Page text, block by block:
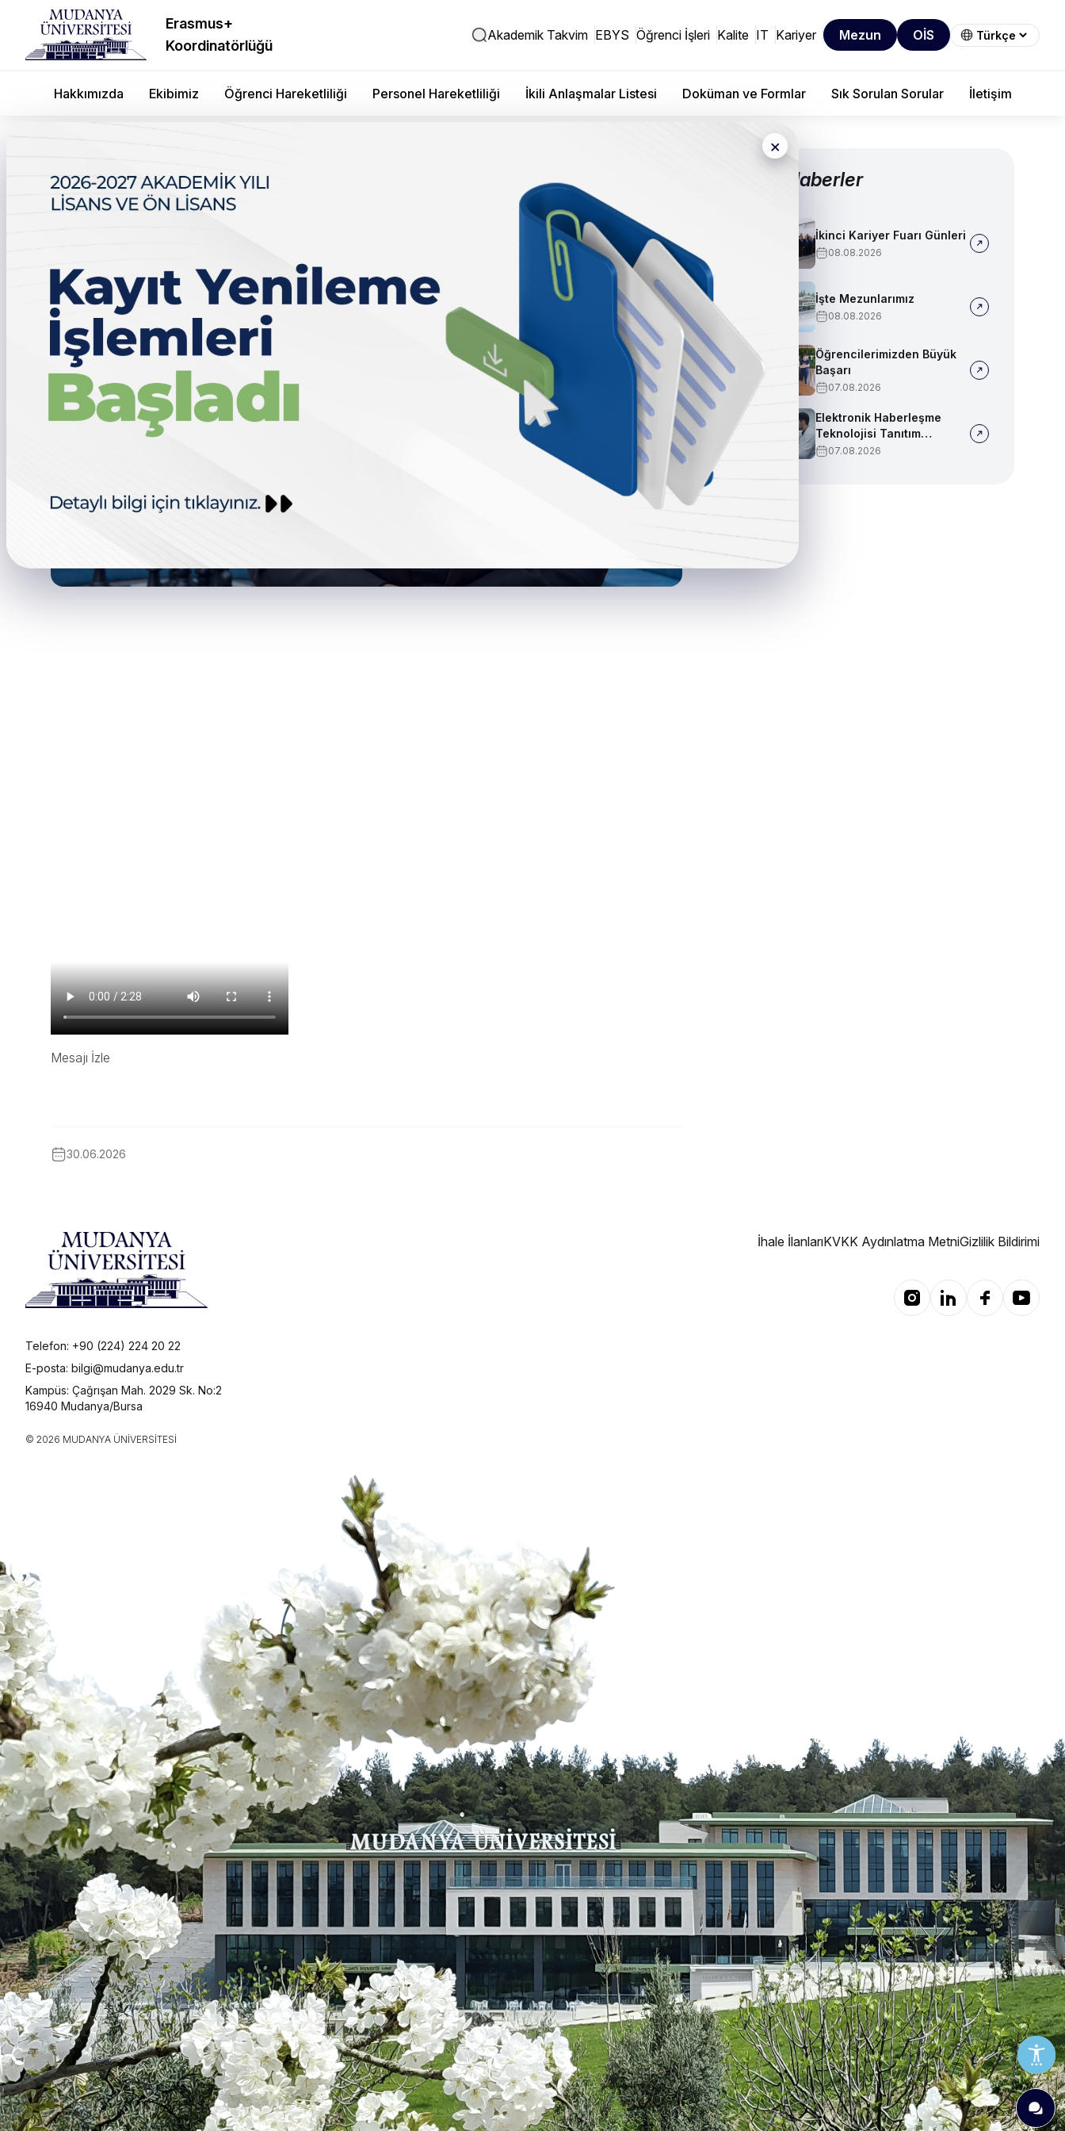
Erasmus+
Koordinatörlüğü
Akademik Takvim EBYS Öğrenci İşleri Kalite IT Kariyer Mezun OİS
Hakkımızda Ekibimiz Öğrenci Hareketliliği Personel Hareketliliği İkili Anlaşmalar Listesi Doküman ve Formlar Sık Sorulan Sorular İletişim
×
Sanat ve Sosyal Bilimler Fakültesi Dekanımızın
Mesajı
Mesajı İzle
30.06.2026
Diğer Haberler
İkinci Kariyer Fuarı Günleri
08.08.2026
İşte Mezunlarımız
08.08.2026
Öğrencilerimizden Büyük
Başarı
07.08.2026
Elektronik Haberleşme
Teknolojisi Tanıtım
Videosu
07.08.2026
Telefon: +90 (224) 224 20 22
E-posta: bilgi@mudanya.edu.tr
Kampüs: Çağrışan Mah. 2029 Sk. No:2
16940 Mudanya/Bursa
© 2026 MUDANYA ÜNIVERSITESI
İhale İlanlarıKVKK Aydınlatma MetniGizlilik Bildirimi